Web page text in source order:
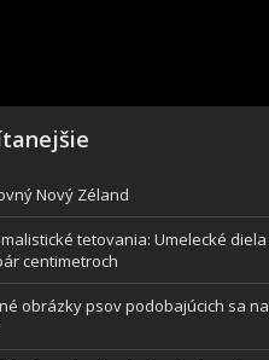
Nový Zéland
tetovania: Umelecké diela
centimetroch
obrázky psov podobajúcich sa na